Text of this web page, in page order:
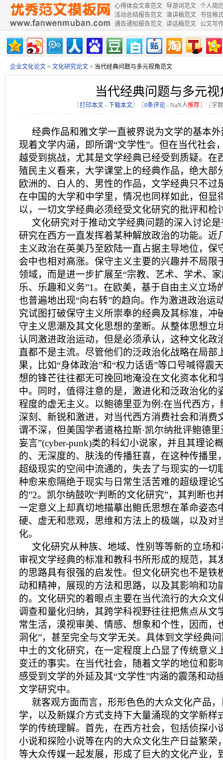
心得体会文章范文 导游词范文 个人简
活动总结报告范文 演讲稿范文 书信格
通告通知报告范文 讲话稿范文 公文写
企业文化论文 > 文化研究论文 > 当代经典问题与多元视角范文
当代经典问题与多元视
〖打印本文 - 下载本文〗〖0条评论 - NaN人推荐〗〖字
经典作品和雅文学一直被界说为文学的基本
现着文学内涵，即所谓“文学性”。但在当代社会
越受到挑战，尤其是文学经典已经受到质疑。在
殖民主义看来，大学课堂上的经典作品，绝大部
欧洲的、白人的、男性的作品，文学经典只不过
在中国的大学和中学里，情况也同样如此，但显
以，一切文学经典必须经受文化研究的批评和检
文化研究对于推动文学经典问题的深入讨论
研究在西方一直发挥着某种解放政治的功能。近
主义政治在英美乃至欧陆一直占据主导地位，保
会中也相对高涨。保守主义主要的兴趣并不局限
领域，而是进一步扩展至“宗教、艺术、学术、
乐、乐趣和义务”1。在欧美，基于自由主义立场
也普遍地出现“向右转”的趋向。作为激进政治运
究试图打破保守主义所崇奉的经典及其标准，冲
守主义思潮及其文化思想的垄断。从整体思想立
认同激进政治运动，但是必须承认，这种文化政
直都不是主流。尽管他们的泛政治化战略在局部
果，比如“身体政治”和“权力话语”等口号喊得震
想的锋芒往往都无可挽回地淹没在文化资本化和
中。同时，值得注意的是，激进化和泛政治化的
程度的虚无主义。以鲍德里亚为例:在当代西方
深刻、新锐和激进，对当代西方消费社会和消费
谓不深，但美国学者道格拉斯·凯尔纳批评鲍德
妄言”(cyber-punk)类的科幻小说家，并且其理论
的、无深度的、肤浅的传播狂喜，在这种传播里
超级现实的空间中流通的，失去了与现实的一
种愈来愈隔绝于现实与日常生活苦难的超级理论
的”2。凯尔纳鼓吹“判断的文化研究”，其判断也
一定意义上却真切地描摹出鲍氏思想在革命姿态
硬、虚无和悲观，思维和方法上的极端，以及对
化。
文化研究从种族、地域、性别等等新的立场
审视文学经典的标准和教科书所形成的规范，其
的思路具有很强的启发性。但文化研究也不是铁
动和精神，展现的方法和思路，以及其影响和功
的。文化研究的着眼点主要在当代流行的大众文
调查和量化归纳，其跨学科视野往往把焦点从文
常生活，漠视审美、情感、想象和个性，因而，
洞化”，甚至完全与文学无关。具体到文学经典
中土的文化研究，在一定程度上凸显了传统意义
变迁的事实。在当代社会，随着文学的地位和影
感受到文学的外延及其“文学性”内涵的震荡和动
文学研究中。
就客观方面而言，形形色色的大众文化产品
学，以及新媒介方式支持下大量涌现的文学新样
学的传统理解。首先，在西方社会，包括侦探小
小说和探险小说等在内的大众文化生产日益繁荣
等大众传媒一起发展，形成了巨大的文化产业，